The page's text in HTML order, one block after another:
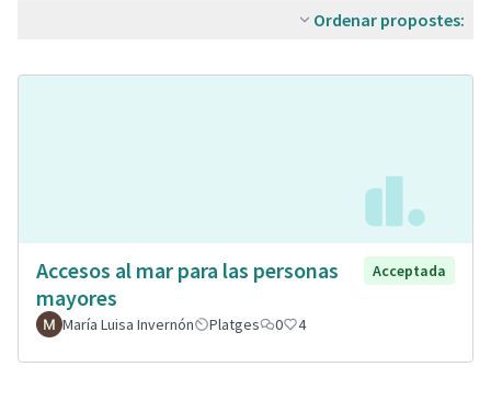
Ordenar propostes:
Accesos al mar para las personas
mayores
Acceptada
María Luisa Invernón Platges 0 4